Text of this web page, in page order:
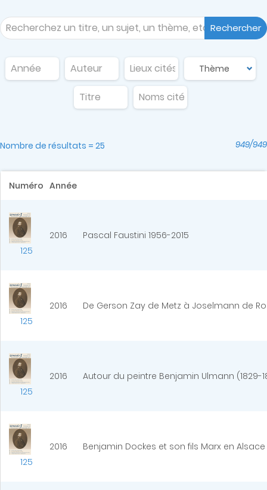
Rechercher
Nombre de résultats = 25 949/949
Numéro Année
125
2016 Pascal Faustini 1956-2015
125
2016 De Gerson Zay de Metz à Joselmann de
125
2016 Autour du peintre Benjamin Ulmann (1829-
125
2016 Benjamin Dockes et son fils Marx en